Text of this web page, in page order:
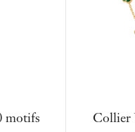
motifs Collier